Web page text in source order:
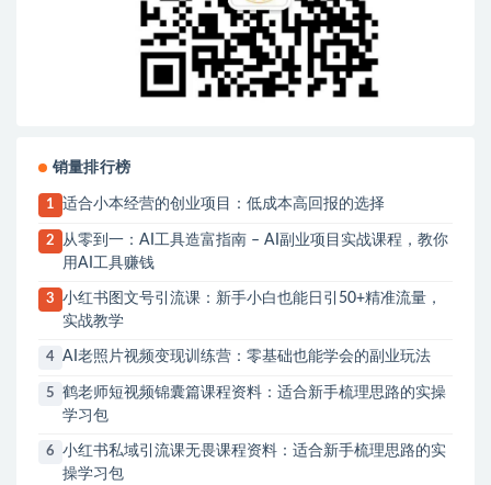
销量排行榜
1 适合小本经营的创业项目：低成本高回报的选择
2
从零到一：AI工具造富指南 – AI副业项目实战课程，教你
用AI工具赚钱
3
小红书图文号引流课：新手小白也能日引50+精准流量，
实战教学
4 AI老照片视频变现训练营：零基础也能学会的副业玩法
5
鹤老师短视频锦囊篇课程资料：适合新手梳理思路的实操
学习包
6
小红书私域引流课无畏课程资料：适合新手梳理思路的实
操学习包